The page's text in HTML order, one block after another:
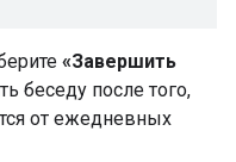
«Завершить
беседу после того,
от ежедневных